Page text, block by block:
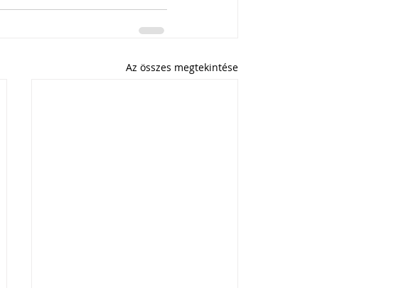
Az összes megtekintése